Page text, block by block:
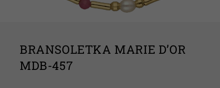
BRANSOLETKA MARIE D’OR
MDB-457